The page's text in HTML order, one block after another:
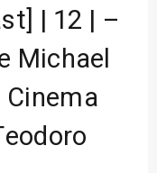
| 12 | –
Michael